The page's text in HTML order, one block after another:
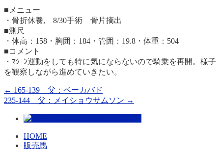
■メニュー
・骨折休養, 8/30手術 骨片摘出
■測尺
・体高：158・胸囲：184・管囲：19.8・体重：504
■コメント
・ﾏｼｰﾝ運動をしても特に気にならないので騎乗を再開。様子
を観察しながら進めていきたい。
← 165-139 父：ベーカバド
235-144 父：メイショウサムソン →
HOME
販売馬